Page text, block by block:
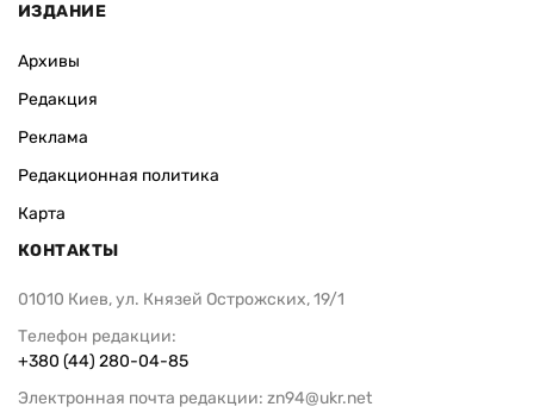
ИЗДАНИЕ
Архивы
Редакция
Реклама
Редакционная политика
Карта
КОНТАКТЫ
01010 Киев, ул. Князей Острожских, 19/1
Телефон редакции:
+380 (44) 280-04-85
Электронная почта редакции: zn94@ukr.net